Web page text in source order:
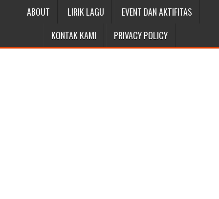
ABOUT LIRIK LAGU
EVENT DAN AKTIFITAS
KONTAK KAMI
PRIVACY POLICY